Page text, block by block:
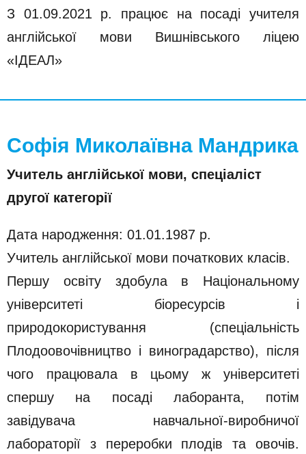
З 01.09.2021 р. працює на посаді учителя
англійської мови Вишнівського ліцею
«ІДЕАЛ»
Софія Миколаївна Мандрика
Учитель англійської мови, спеціаліст
другої категорії
Дата народження: 01.01.1987 р.
Учитель англійської мови початкових класів.
Першу освіту здобула в Національному
університеті біоресурсів і
природокористування (спеціальність
Плодоовочівництво і виноградарство), після
чого працювала в цьому ж університеті
спершу на посаді лаборанта, потім
завідувача навчальної-виробничої
лабораторії з переробки плодів та овочів.